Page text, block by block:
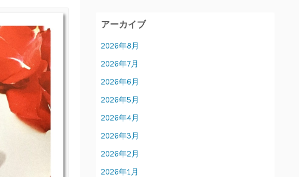
アーカイブ
2026年8月
2026年7月
2026年6月
2026年5月
2026年4月
2026年3月
2026年2月
2026年1月